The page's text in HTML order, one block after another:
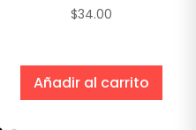
$34.00
Añadir al carrito